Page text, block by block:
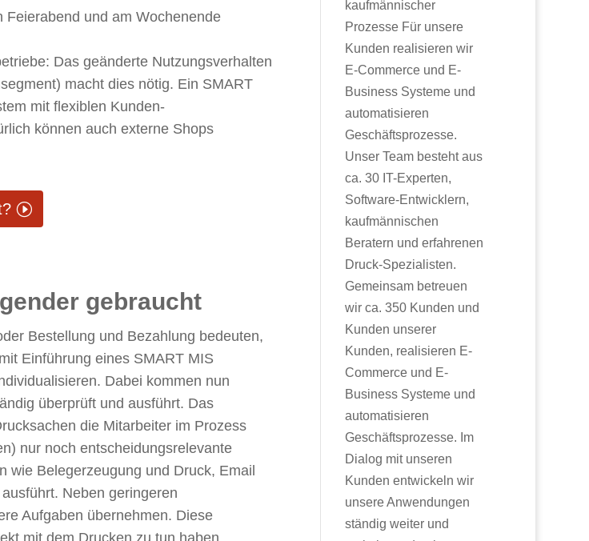
und am Wochenende
Das geänderte Nutzungsverhalten
macht dies nötig. Ein SMART
mit flexiblen Kunden-
können auch externe Shops
gebraucht
Bestellung und Bezahlung bedeuten,
Einführung eines SMART MIS
Dabei kommen nun
überprüft und ausführt. Das
die Mitarbeiter im Prozess
nur noch entscheidungsrelevante
wie Belegerzeugung und Druck, Email
Neben geringeren
Aufgaben übernehmen. Diese
mit dem Drucken zu tun haben,
kaufmännischer
Prozesse Für unsere
Kunden realisieren wir
E-Commerce und E-
Business Systeme und
automatisieren
Geschäftsprozesse.
Unser Team besteht aus
ca. 30 IT-Experten,
Software-Entwicklern,
kaufmännischen
Beratern und erfahrenen
Druck-Spezialisten.
Gemeinsam betreuen
wir ca. 350 Kunden und
Kunden unserer
Kunden, realisieren E-
Commerce und E-
Business Systeme und
automatisieren
Geschäftsprozesse. Im
Dialog mit unseren
Kunden entwickeln wir
unsere Anwendungen
ständig weiter und